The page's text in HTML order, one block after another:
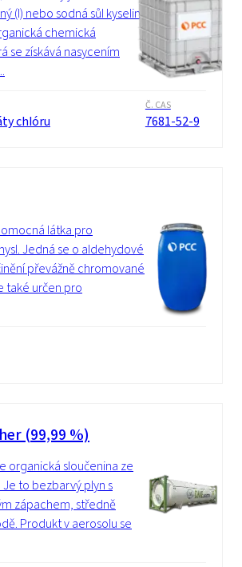
(I) nebo sodná sůl kyseliny
chemická
se získává nasycením
chlóru
Č. CAS
7681-52-9
látka pro
Jedná se o aldehydové
převážně chromované
také určen pro
(99,99 %)
organická sloučenina ze
Je to bezbarvý plyn s
zápachem, středně
Produkt v aerosolu se